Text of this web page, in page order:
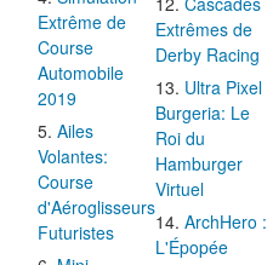
Extrême de
Course
Automobile
2019
Ailes
Volantes:
Course
d'Aéroglisseurs
Futuristes
Extrêmes de
Derby Racing
Ultra Pixel
Burgeria: Le
Roi du
Hamburger
Virtuel
ArchHero :
L'Épopée